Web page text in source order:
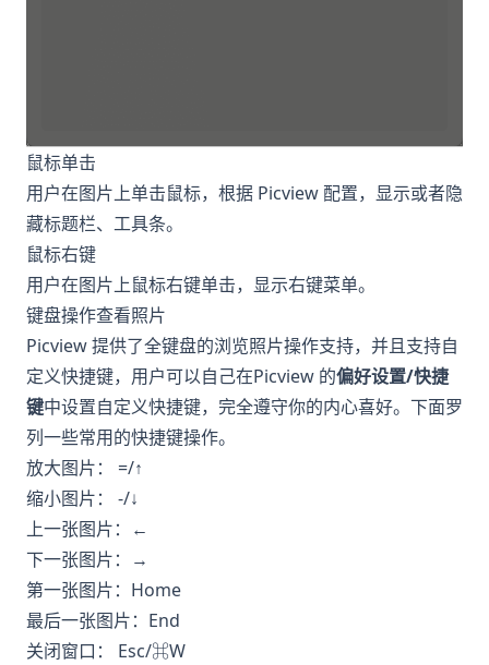
鼠标单击
用户在图片上单击鼠标，根据 Picview 配置，显示或者隐
藏标题栏、工具条。
鼠标右键
用户在图片上鼠标右键单击，显示右键菜单。
键盘操作查看照片
Picview 提供了全键盘的浏览照片操作支持，并且支持自
定义快捷键，用户可以自己在Picview 的偏好设置/快捷
键中设置自定义快捷键，完全遵守你的内心喜好。下面罗
列一些常用的快捷键操作。
放大图片： =/↑
缩小图片： -/↓
上一张图片：←
下一张图片：→
第一张图片：Home
最后一张图片：End
关闭窗口： Esc/⌘W